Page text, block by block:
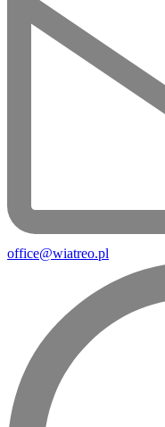
office@wiatreo.pl